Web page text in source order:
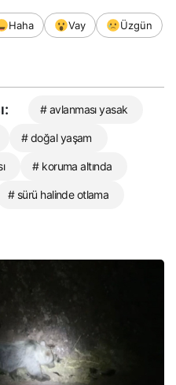
Haha Vay
Üzgün
# avlanması yasak
# doğal yaşam
# koruma altında
# sürü halinde otlama